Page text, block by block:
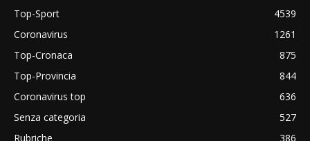
Top-Sport
4539
Coronavirus
1261
Top-Cronaca
875
Top-Provincia
844
Coronavirus top
636
Senza categoria
527
Rubriche
386